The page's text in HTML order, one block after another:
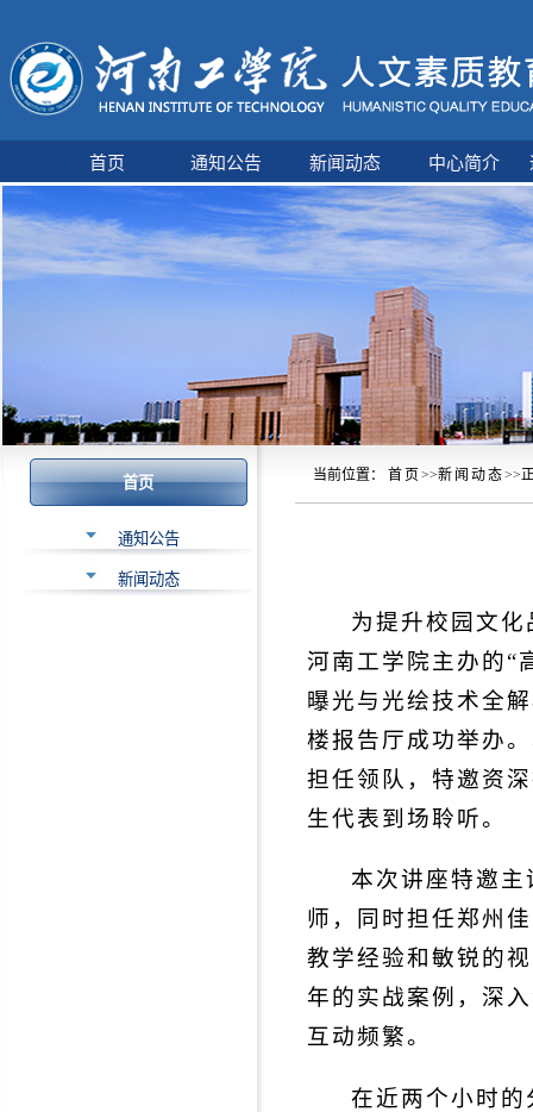
首页 通知公告 新闻动态 中心简介
首页
通知公告
新闻动态
当前位置： 首页 >>新闻动态>>
为提升校园文
河南工学院主办的“
曝光与光绘技术全
楼报告厅成功举办
担任领队，特邀资
生代表到场聆听。
本次讲座特邀
师，同时担任郑州
教学经验和敏锐的
年的实战案例，深
互动频繁。
在近两个小时